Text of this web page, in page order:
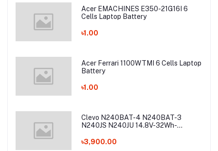
Acer EMACHINES E350-21G16I 6
Cells Laptop Battery
৳1.00
Acer Ferrari 1100WTMI 6 Cells Laptop
Battery
৳1.00
Clevo N240BAT-4 N240BAT-3
N240JS N240JU 14.8V-32Wh-
৳3,900.00